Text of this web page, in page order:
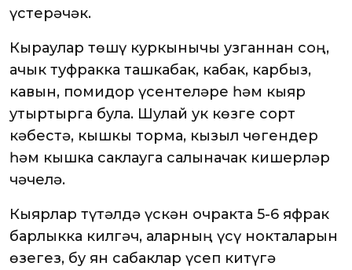
үстерәчәк.
Кыраулар төшү куркынычы узганнан соң,
ачык туфракка ташкабак, кабак, карбыз,
кавын, помидор үсентеләре һәм кыяр
утыртырга була. Шулай ук көзге сорт
кәбестә, кышкы торма, кызыл чөгендер
һәм кышка саклауга салыначак кишерләр
чәчелә.
Кыярлар түтәлдә үскән очракта 5-6 яфрак
барлыкка килгәч, аларның үсү нокталарын
өзегез, бу ян сабаклар үсеп китүгә